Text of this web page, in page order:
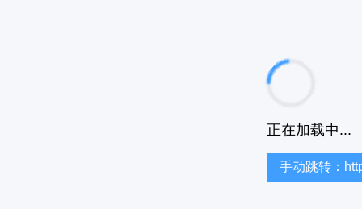
正在加载中...
手动跳转：